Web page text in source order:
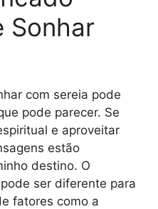
Sonhar
com sereia pode
pode parecer. Se
e aproveitar
estão
destino. O
ser diferente para
fatores como a